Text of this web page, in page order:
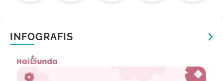
INFOGRAFIS